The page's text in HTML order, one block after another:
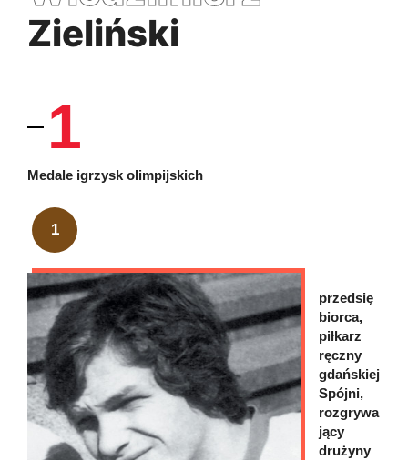
Zieliński
1
Medale igrzysk olimpijskich
1
przedsię
biorca,
piłkarz
ręczny
gdańskiej
Spójni,
rozgrywa
jący
drużyny